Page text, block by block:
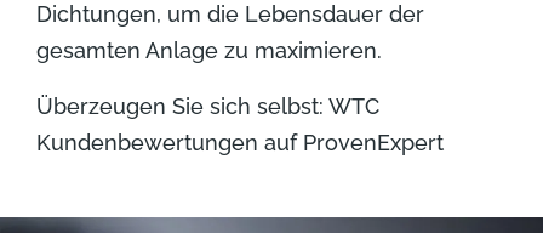
Dichtungen, um die Lebensdauer der
gesamten Anlage zu maximieren.
Überzeugen Sie sich selbst: WTC
Kundenbewertungen auf ProvenExpert